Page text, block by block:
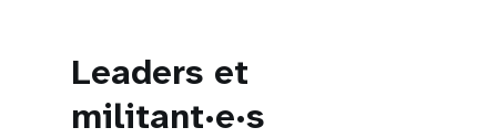
Leaders et
militant·e·s